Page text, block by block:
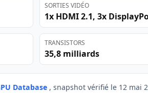
SORTIES VIDÉO
1x HDMI 2.1, 3x
TRANSISTORS
35,8 milliards
Database , snapshot vérifié le 12 mai